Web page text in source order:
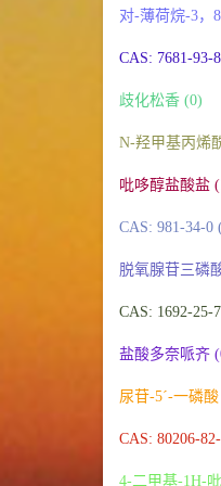
对-薄荷烷-3，
CAS: 7681-93-
歧化松香 (0)
N-羟甲基丙烯
吡哆醇盐酸盐
CAS: 981-34-0
脱氧腺苷三磷
CAS: 1692-25-
盐酸多奈哌齐
尿苷-5ˊ-一磷
CAS: 80206-
4-二甲基-1H-